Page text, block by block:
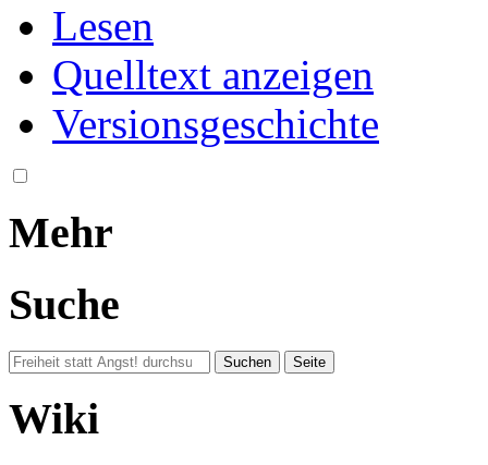
Lesen
Quelltext anzeigen
Versionsgeschichte
Mehr
Suche
Wiki